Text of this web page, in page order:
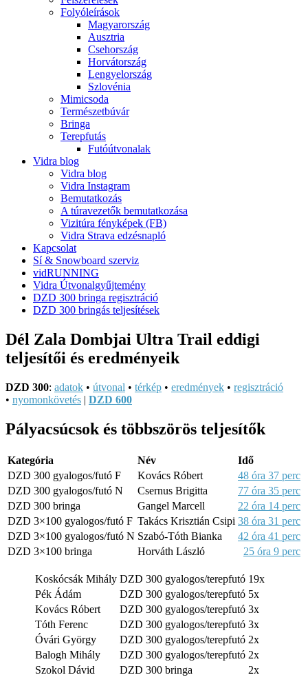
Folyóleírások
Magyarország
Ausztria
Csehország
Horvátország
Lengyelország
Szlovénia
Mimicsoda
Természetbúvár
Bringa
Terepfutás
Futóútvonalak
Vidra blog
Vidra blog
Vidra Instagram
Bemutatkozás
A túravezetők bemutatkozása
Vizitúra fényképek (FB)
Vidra Strava edzésnapló
Kapcsolat
Sí & Snowboard szerviz
vidRUNNING
Vidra Útvonalgyűjtemény
DZD 300 bringa regisztráció
DZD 300 bringás teljesítések
Dél Zala Dombjai Ultra Trail eddigi
teljesítői és eredményeik
DZD 300: adatok • útvonal • térkép • eredmények • regisztráció
• nyomonkövetés | DZD 600
Pályacsúcsok és többszörös teljesítők
Kategória Név
Idő
DZD 300 gyalogos/futó F
Kovács Róbert
48 óra 37 perc
DZD 300 gyalogos/futó N
Csernus Brigitta
77 óra 35 perc
DZD 300 bringa
Gangel Marcell
22 óra 14 perc
DZD 3×100 gyalogos/futó F Takács Krisztián Csipi 38 óra 31 perc
DZD 3×100 gyalogos/futó N Szabó-Tóth Bianka
42 óra 41 perc
DZD 3×100 bringa
Horváth László 25 óra 9 perc
Koskócsák Mihály DZD 300 gyalogos/terepfutó 19x
Pék Ádám
DZD 300 gyalogos/terepfutó 5x
Kovács Róbert
DZD 300 gyalogos/terepfutó 3x
Tóth Ferenc
DZD 300 gyalogos/terepfutó 3x
Óvári György
DZD 300 gyalogos/terepfutó 2x
Balogh Mihály
DZD 300 gyalogos/terepfutó 2x
Szokol Dávid
DZD 300 bringa 2x